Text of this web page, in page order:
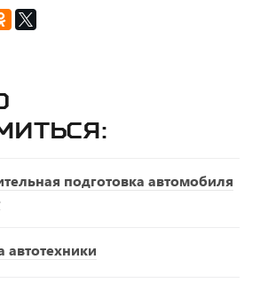
подготовка автомобиля
автотехники